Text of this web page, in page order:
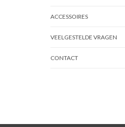
ACCESSOIRES
VEELGESTELDE VRAGEN
CONTACT